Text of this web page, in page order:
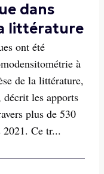
dans
littérature
ont été
à
de la littérature,
les apports
plus de 530
2021. Ce tr...